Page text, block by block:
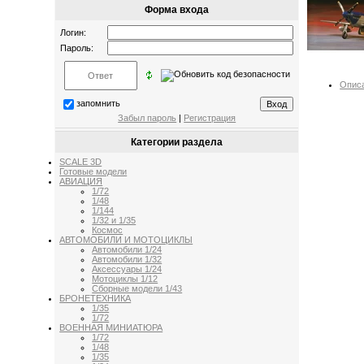
Форма входа
Логин:
Пароль:
запомнить
Забыл пароль | Регистрация
Категории раздела
SCALE 3D
Готовые модели
АВИАЦИЯ
1/72
1/48
1/144
1/32 и 1/35
Космос
АВТОМОБИЛИ И МОТОЦИКЛЫ
Автомобили 1/24
Автомобили 1/32
Аксессуары 1/24
Мотоциклы 1/12
Сборные модели 1/43
БРОНЕТЕХНИКА
1/35
1/72
ВОЕННАЯ МИНИАТЮРА
1/72
1/48
1/35